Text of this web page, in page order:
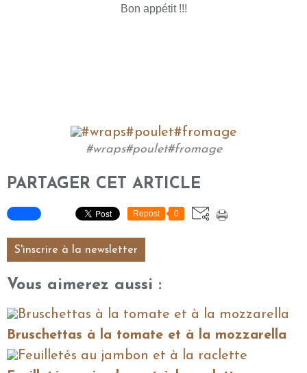
Bon appétit !!!
#wraps#poulet#fromage
PARTAGER CET ARTICLE
Repost 0
S'inscrire à la newsletter
Vous aimerez aussi :
Bruschettas à la tomate et à la mozzarella